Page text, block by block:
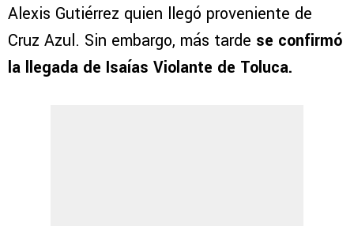
Alexis Gutiérrez quien llegó proveniente de
Cruz Azul. Sin embargo, más tarde se confirmó
la llegada de Isaías Violante de Toluca.